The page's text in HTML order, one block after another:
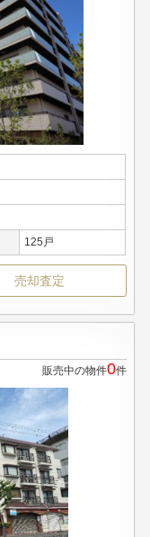
125戸
売却査定
販売中の物件0件